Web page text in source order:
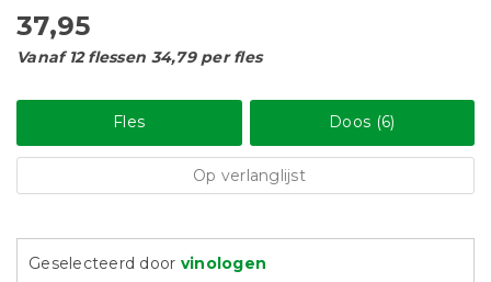
37,95
Vanaf 12 flessen 34,79 per fles
Fles Doos (6)
Op verlanglijst
Geselecteerd door vinologen